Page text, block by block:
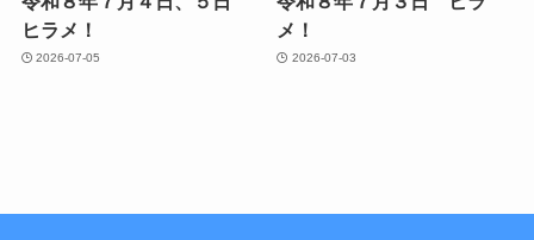
ヒラメ！
2026-07-05
メ！
2026-07-03